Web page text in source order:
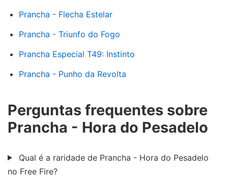
Prancha - Flecha Estelar
Prancha - Triunfo do Fogo
Prancha Especial T49: Instinto
Prancha - Punho da Revolta
Perguntas frequentes sobre
Prancha - Hora do Pesadelo
Qual é a raridade de Prancha - Hora do Pesadelo
no Free Fire?